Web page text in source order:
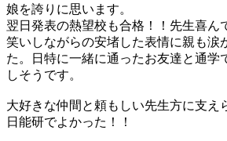
娘を誇りに思います。
翌日発表の熱望校も合格！！先生喜ん
笑いしながらの安堵した表情に親も涙
た。日特に一緒に通ったお友達と通学
しそうです。
大好きな仲間と頼もしい先生方に支え
日能研でよかった！！